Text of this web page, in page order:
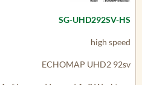
SG-UHD292SV-HS
high speed
ECHOMAP UHD2 92sv